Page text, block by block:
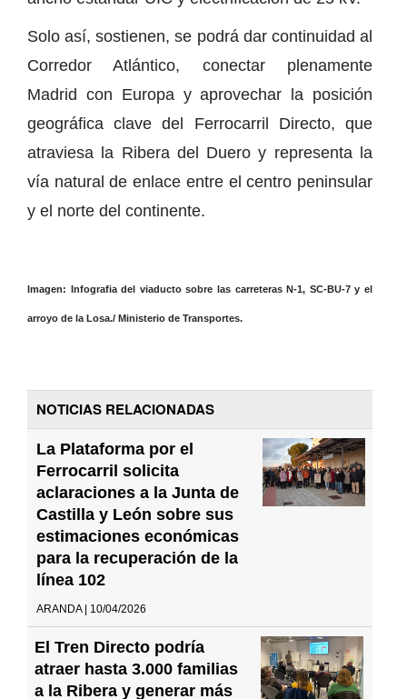
Solo así, sostienen, se podrá dar continuidad al
Corredor Atlántico, conectar plenamente
Madrid con Europa y aprovechar la posición
geográfica clave del Ferrocarril Directo, que
atraviesa la Ribera del Duero y representa la
vía natural de enlace entre el centro peninsular
y el norte del continente.
Imagen: Infografia del viaducto sobre las carreteras N-1, SC-BU-7 y el
arroyo de la Losa./ Ministerio de Transportes.
NOTICIAS RELACIONADAS
La Plataforma por el
Ferrocarril solicita
aclaraciones a la Junta de
Castilla y León sobre sus
estimaciones económicas
para la recuperación de la
línea 102
ARANDA | 10/04/2026
El Tren Directo podría
atraer hasta 3.000 familias
a la Ribera y generar más